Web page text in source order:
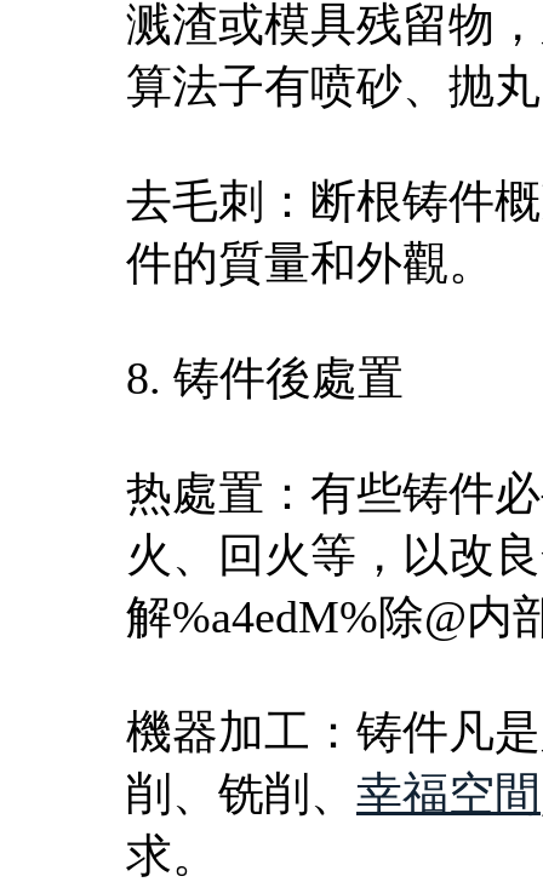
溅渣或模具残留物
算法子有喷砂、抛
去毛刺：断根铸件
件的質量和外觀。
8. 铸件後處置
热處置：有些铸件
火、回火等，以改
解%a4edM%除@内
機器加工：铸件凡
削、铣削、 幸福空間
求。